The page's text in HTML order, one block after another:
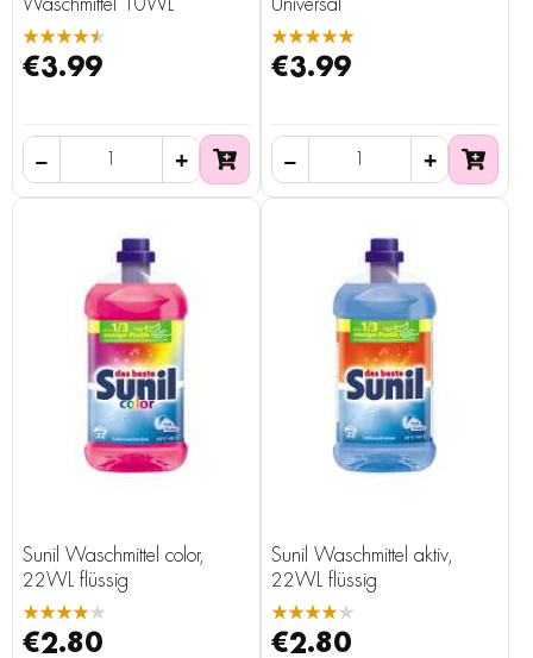
Waschmittel 10WL
★★★★★
€3.99
Universal
★★★★★
€3.99
Sunil Waschmittel color,
22WL flüssig
★★★★★
€2.80
Sunil Waschmittel aktiv,
22WL flüssig
★★★★★
€2.80